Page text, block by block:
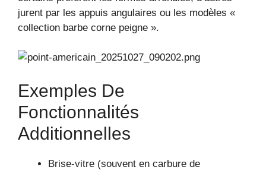
jurent par les appuis angulaires ou les modèles «
collection barbe corne peigne ».
Exemples De
Fonctionnalités
Additionnelles
Brise-vitre (souvent en carbure de